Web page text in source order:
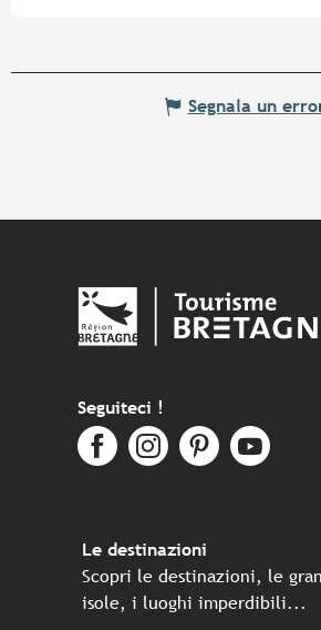
Segnala un
Seguiteci !
Le destinazioni
Scopri le destinazioni, le
isole, i luoghi imperdibili...